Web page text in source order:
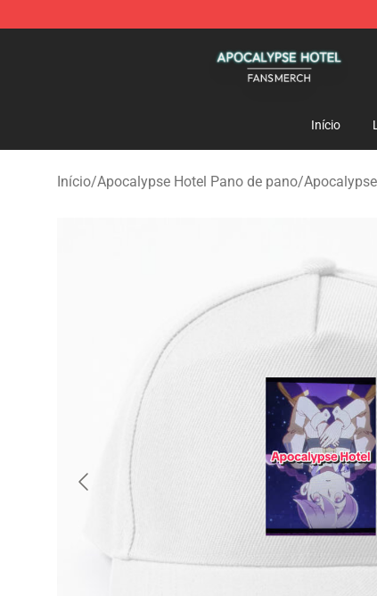
Início
Início/Apocalypse Hotel Pano de pano/